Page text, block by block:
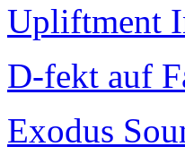
Upliftment
D-fekt auf
Exodus